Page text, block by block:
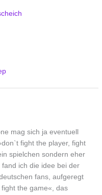
mag sich ja eventuell
fight the player, fight
spielchen sondern eher
ich die idee bei der
fans, aufgeregt
the game«, das